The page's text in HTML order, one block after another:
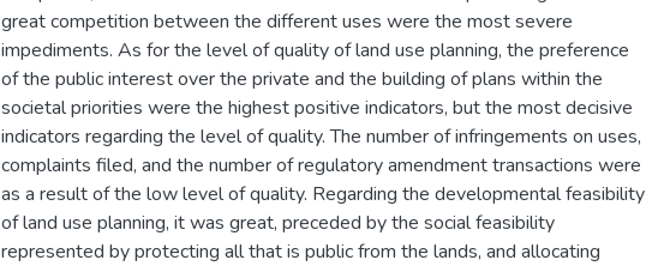
great competition between the different uses were the most severe
impediments. As for the level of quality of land use planning, the preference
of the public interest over the private and the building of plans within the
societal priorities were the highest positive indicators, but the most decisive
indicators regarding the level of quality. The number of infringements on uses,
complaints filed, and the number of regulatory amendment transactions were
as a result of the low level of quality. Regarding the developmental feasibility
of land use planning, it was great, preceded by the social feasibility
represented by protecting all that is public from the lands, and allocating